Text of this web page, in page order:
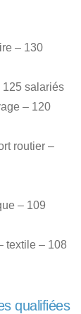
– 130
salariés
– 120
routier –
– 109
textile – 108
qualifiées